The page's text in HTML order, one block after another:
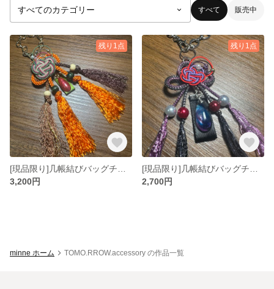
すべて 販売中
残り1点
3,200円
残り1点
2,700円
minne ホーム TOMO.RROW.accessory の作品一覧